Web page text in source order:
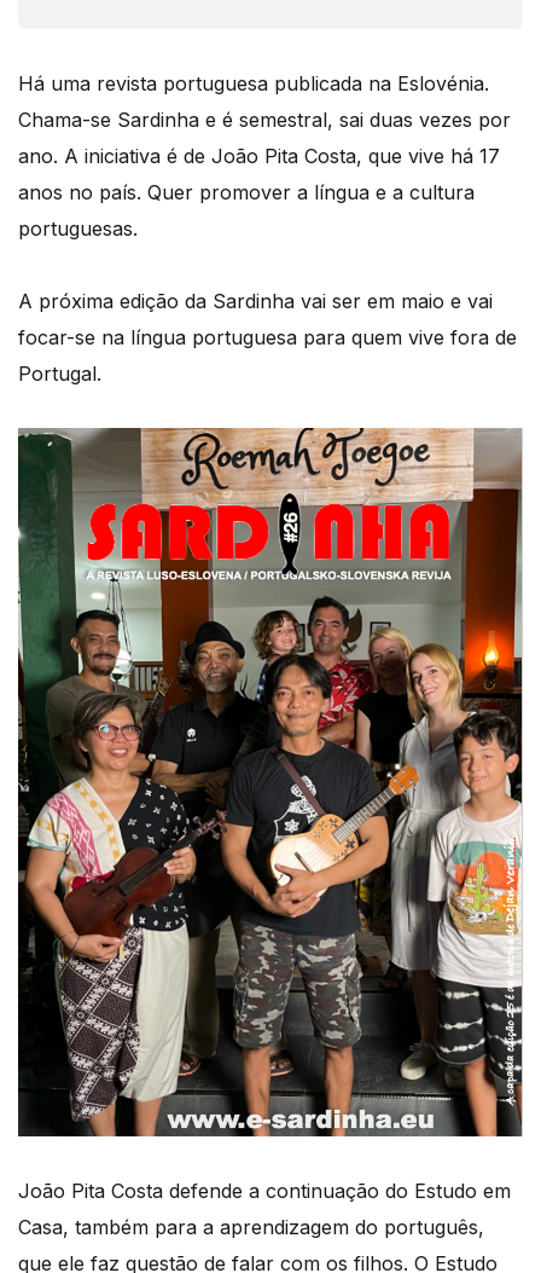
Há uma revista portuguesa publicada na Eslovénia.
Chama-se Sardinha e é semestral, sai duas vezes por
ano. A iniciativa é de João Pita Costa, que vive há 17
anos no país. Quer promover a língua e a cultura
portuguesas.
A próxima edição da Sardinha vai ser em maio e vai
focar-se na língua portuguesa para quem vive fora de
Portugal.
João Pita Costa defende a continuação do Estudo em
Casa, também para a aprendizagem do português,
que ele faz questão de falar com os filhos. O Estudo